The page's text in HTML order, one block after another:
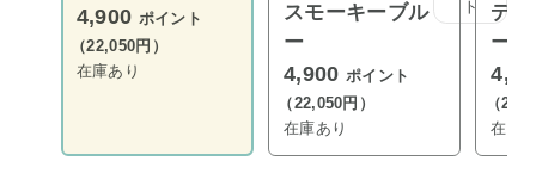
4,900 ポイント
（22,050円）
在庫あり
スモーキーブル
ー
4,900 ポイント
（22,050円）
在庫あり
デ
ー
（
在庫